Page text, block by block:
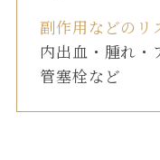
副作用などのリ
内出血・腫れ・
管塞栓など